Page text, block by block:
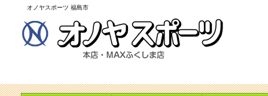
オノヤスポーツ 福島市